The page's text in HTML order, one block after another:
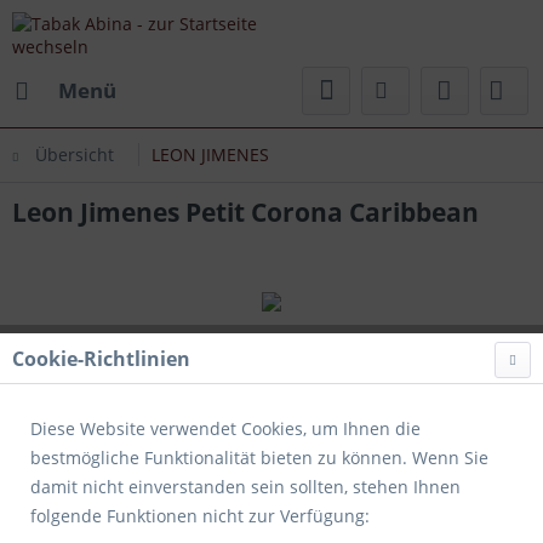
Menü
Übersicht LEON JIMENES
Leon Jimenes Petit Corona Caribbean
Cookie-Richtlinien
Diese Website verwendet Cookies, um Ihnen die
bestmögliche Funktionalität bieten zu können. Wenn Sie
damit nicht einverstanden sein sollten, stehen Ihnen
folgende Funktionen nicht zur Verfügung: